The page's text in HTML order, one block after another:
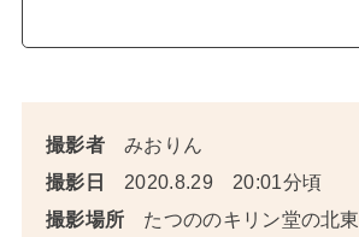
撮影者みおりん
撮影日
2020.8.29 20:01分頃
撮影場所 たつののキリン堂の北東